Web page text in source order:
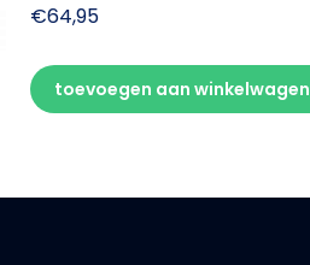
€64,95
toevoegen aan winkelwagen